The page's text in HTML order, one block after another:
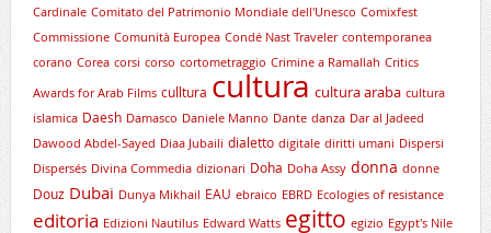
Cardinale Comitato del Patrimonio Mondiale dell'Unesco Comixfest
Commissione Comunità Europea Condé Nast Traveler contemporanea
corano Corea corsi corso cortometraggio Crimine a Ramallah Critics
Awards for Arab Films culltura cultura cultura araba cultura
islamica Daesh Damasco Daniele Manno Dante danza Dar al Jadeed
Dawood Abdel-Sayed Diaa Jubaili dialetto digitale diritti umani Dispersi
Dispersés Divina Commedia dizionari Doha Doha Assy donna donne
Douz Dubai Dunya Mikhail EAU ebraico EBRD Ecologies of resistance
editoria Edizioni Nautilus Edward Watts egitto egizio Egypt's Nile